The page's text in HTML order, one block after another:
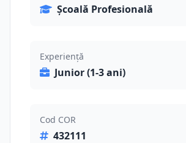
Școală Profesională
Experiență
Junior (1-3 ani)
Cod COR
432111